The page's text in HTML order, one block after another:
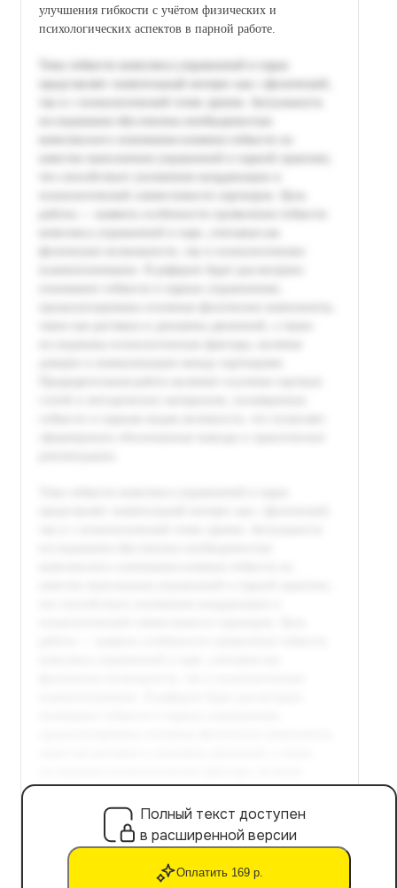
улучшения гибкости с учётом физических и
психологических аспектов в парной работе.
Полный текст доступен
в расширенной версии
Оплатить 169 р.